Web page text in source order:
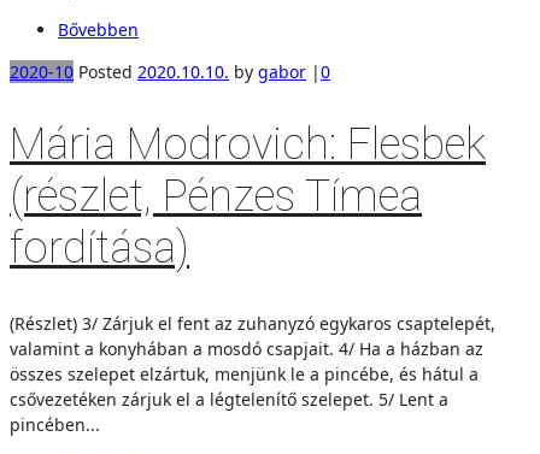
Bővebben
2020-10 Posted 2020.10.10. by gabor |0
Mária Modrovich: Flesbek
(részlet, Pénzes Tímea
fordítása)
(Részlet) 3/ Zárjuk el fent az zuhanyzó egykaros csaptelepét,
valamint a konyhában a mosdó csapjait. 4/ Ha a házban az
összes szelepet elzártuk, menjünk le a pincébe, és hátul a
csővezetéken zárjuk el a légtelenítő szelepet. 5/ Lent a
pincében...